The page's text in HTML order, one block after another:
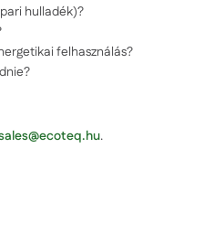
hulladék)?
felhasználás?
.